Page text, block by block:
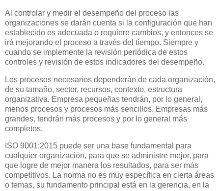
Al controlar y medir el desempeño del proceso las
organizaciones se darán cuenta si la configuración que han
establecido es adecuada o requiere cambios, y entonces se
irá mejorando el proceso a través del tiempo. Siempre y
cuando se implemente la revisión periódica de estos
controles y revisión de estos indicadores del desempeño.
Los procesos necesarios dependerán de cada organización,
de su tamaño, sector, recursos, contexto, estructura
organizativa. Empresa pequeñas tendrán, por lo general,
menos procesos y procesos más sencillos. Empresas más
grandes, tendrán más procesos y por lo general más
completos.
ISO 9001:2015 puede ser una base fundamental para
cualquier organización, para que se administre mejor, para
que logre de mejor manera los resultados, para ser más
competitivos. La norma no es muy específica en cierta áreas
o temas, su fundamento principal está en la gerencia, en la